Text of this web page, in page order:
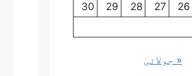
26
27
28
29
30
« جولائی